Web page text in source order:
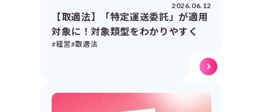
2026.06.12
【取適法】「特定運送委託」が適用
対象に！対象類型をわかりやすく
#経営#取適法